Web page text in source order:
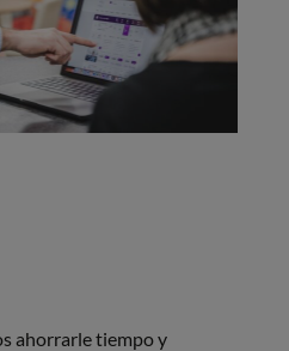
ahorrarle tiempo y